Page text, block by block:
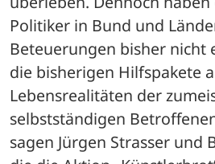
Politiker in Bund und
Beteuerungen bisher nicht
die bisherigen Hilfspakete
Lebensrealitäten der
selbstständigen
sagen Jürgen Strasser und